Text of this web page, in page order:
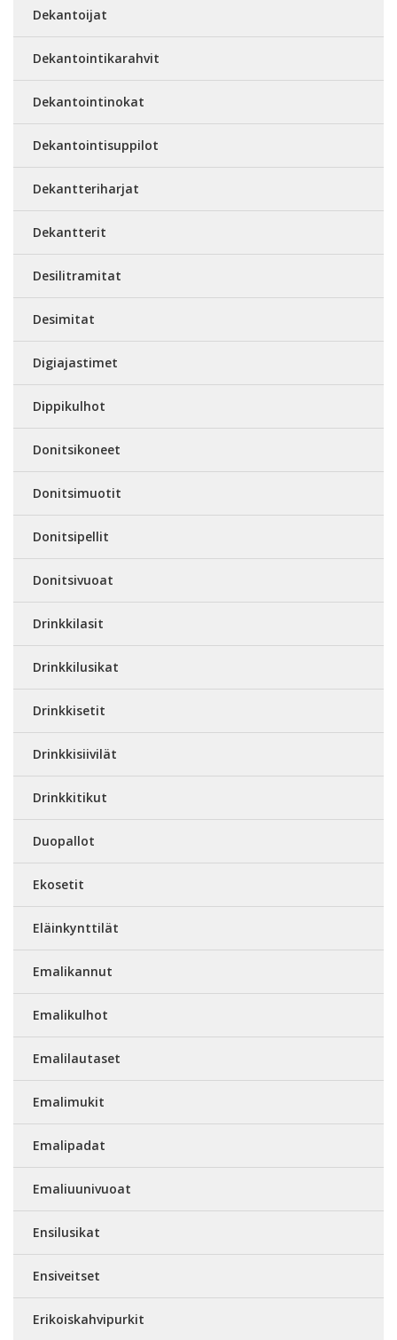
Dekantoijat
Dekantointikarahvit
Dekantointinokat
Dekantointisuppilot
Dekantteriharjat
Dekantterit
Desilitramitat
Desimitat
Digiajastimet
Dippikulhot
Donitsikoneet
Donitsimuotit
Donitsipellit
Donitsivuoat
Drinkkilasit
Drinkkilusikat
Drinkkisetit
Drinkkisiivilät
Drinkkitikut
Duopallot
Ekosetit
Eläinkynttilät
Emalikannut
Emalikulhot
Emalilautaset
Emalimukit
Emalipadat
Emaliuunivuoat
Ensilusikat
Ensiveitset
Erikoiskahvipurkit